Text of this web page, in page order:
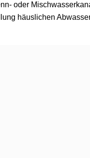
oder
häuslichen